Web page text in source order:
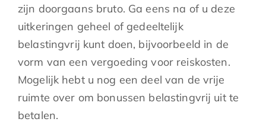
zijn doorgaans bruto. Ga eens na of u deze
uitkeringen geheel of gedeeltelijk
belastingvrij kunt doen, bijvoorbeeld in de
vorm van een vergoeding voor reiskosten.
Mogelijk hebt u nog een deel van de vrije
ruimte over om bonussen belastingvrij uit te
betalen.